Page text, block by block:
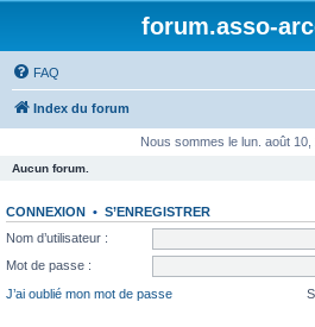
forum.asso-
FAQ
Index du forum
Nous sommes le lun. août 10,
Aucun forum.
CONNEXION • S’ENREGISTRER
Nom d’utilisateur :
Mot de passe :
J’ai oublié mon mot de passe